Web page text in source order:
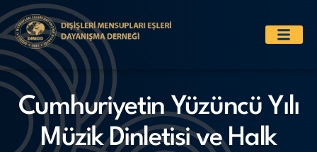
Cumhuriyetin Yüzüncü Yılı
Müzik Dinletisi ve Halk